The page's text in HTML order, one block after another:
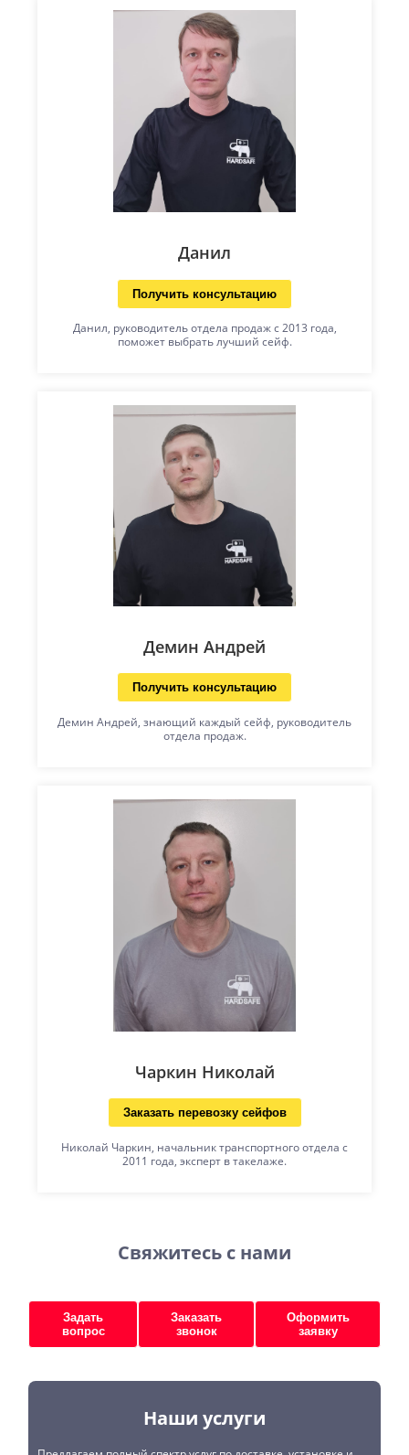
Данил
Получить консультацию
Данил, руководитель отдела продаж с 2013 года,
поможет выбрать лучший сейф.
Демин Андрей
Получить консультацию
Демин Андрей, знающий каждый сейф, руководитель
отдела продаж.
Чаркин Николай
Заказать перевозку сейфов
Николай Чаркин, начальник транспортного отдела с
2011 года, эксперт в такелаже.
Свяжитесь с нами
Задать
вопрос
Заказать
звонок
Оформить
заявку
Наши услуги